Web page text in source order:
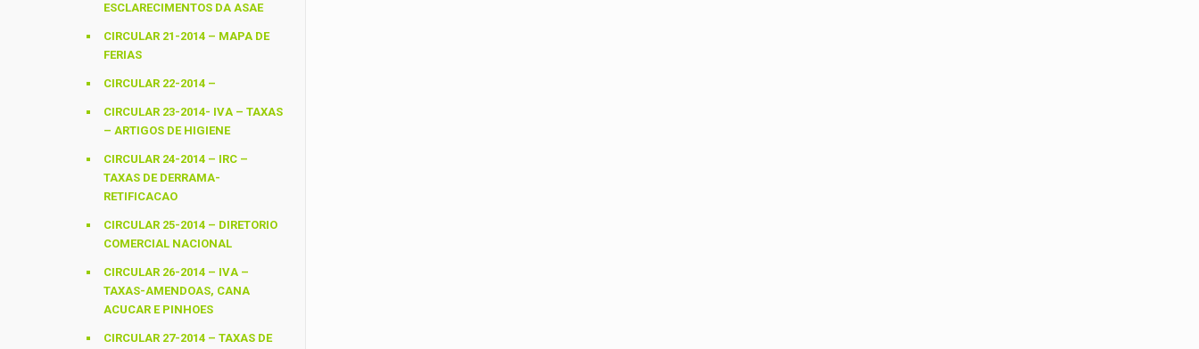
ESCLARECIMENTOS DA ASAE
CIRCULAR 21-2014 – MAPA DE
FERIAS
CIRCULAR 22-2014 –
CIRCULAR 23-2014- IVA – TAXAS
– ARTIGOS DE HIGIENE
CIRCULAR 24-2014 – IRC –
TAXAS DE DERRAMA-
RETIFICACAO
CIRCULAR 25-2014 – DIRETORIO
COMERCIAL NACIONAL
CIRCULAR 26-2014 – IVA –
TAXAS-AMENDOAS, CANA
ACUCAR E PINHOES
CIRCULAR 27-2014 – TAXAS DE